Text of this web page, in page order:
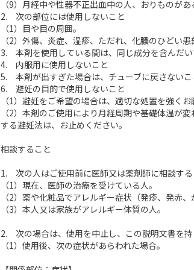
（9）月経中や性器不正出血中の人、おりものがあ
2. 次の部位には使用しないこと
（1）目や目の周囲。
（2）外傷、炎症、湿疹、ただれ、化膿のひどい患
3. 本剤を使用している間は、同じ成分を含んだ
4. 内服用に使用しないこと
5. 本剤が出すぎた場合は、チューブに戻さないこ
6. 避妊の目的で使用しないこと
（1）避妊をご希望の場合は、適切な処置を強くお
（2）本剤のご使用により月経周期や基礎体温が
する避妊法は、お止めください。
相談すること
1. 次の人はご使用前に医師又は薬剤師に相談する
（1）現在、医師の治療を受けている人。
（2）薬や化粧品でアレルギー症状（発疹、発赤
（3）本人又は家族がアレルギー体質の人。
2. 次の場合は、使用を中止し、この説明文書を
（1）使用後、次の症状があらわれた場合。